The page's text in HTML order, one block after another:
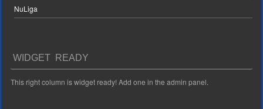
NuLiga
WIDGET READY
This right column is widget ready! Add one in the admin panel.